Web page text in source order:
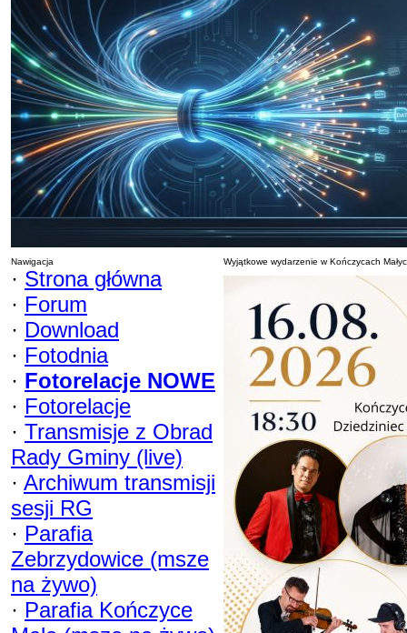
Nawigacja
· Strona główna
· Forum
· Download
· Fotodnia
· Fotorelacje NOWE
· Fotorelacje
· Transmisje z Obrad
Rady Gminy (live)
· Archiwum transmisji
sesji RG
· Parafia
Zebrzydowice (msze
na żywo)
· Parafia Kończyce
Wyjątkowe wydarzenie w Kończycach